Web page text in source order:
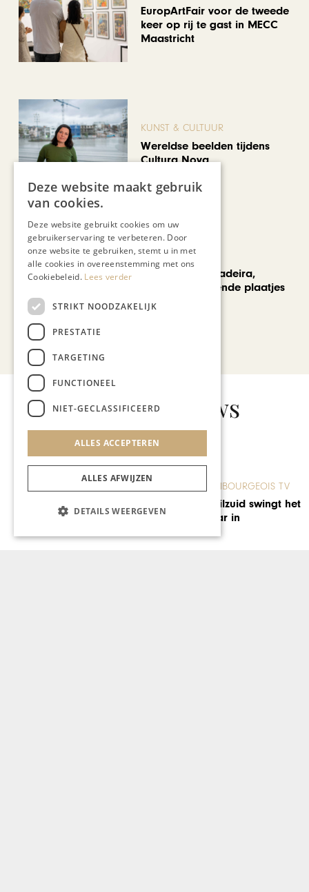
EuropArtFair voor de tweede
keer op rij te gast in MECC
Maastricht
KUNST & CULTUUR
Wereldse beelden tijdens
Cultura Nova
REIZEN
Een week op Madeira,
voorbij de bekende plaatjes
Bekijk alle artikelen
Gerelateerd nieuws
LIMBOURGEOIS TV
Philzuid swingt het nieuwe
jaar in
Deze website maakt gebruik
van cookies.
Deze website gebruikt cookies om uw
gebruikerservaring te verbeteren. Door
onze website te gebruiken, stemt u in met
alle cookies in overeenstemming met ons
Cookiebeleid. Lees verder
STRIKT NOODZAKELIJK
PRESTATIE
TARGETING
FUNCTIONEEL
NIET-GECLASSIFICEERD
ALLES ACCEPTEREN
ALLES AFWIJZEN
DETAILS WEERGEVEN